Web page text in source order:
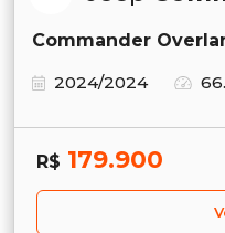
Commander
2024/2024
R$ 179.900